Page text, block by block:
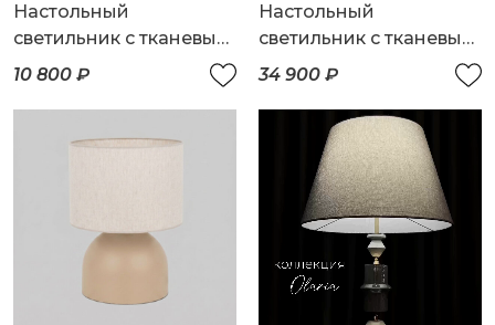
Настольный
светильник с тканевым
абажуром
10 800 ₽
Настольный
светильник с тканевым
плафоном
34 900 ₽